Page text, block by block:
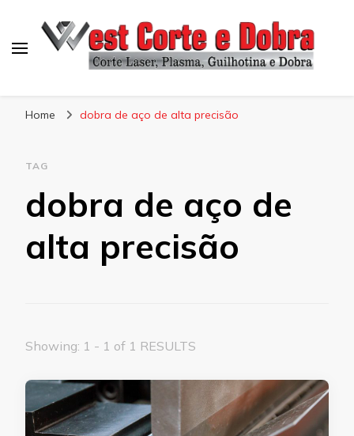
Home dobra de aço de alta precisão
TAG
dobra de aço de
alta precisão
Showing: 1 - 1 of 1 RESULTS